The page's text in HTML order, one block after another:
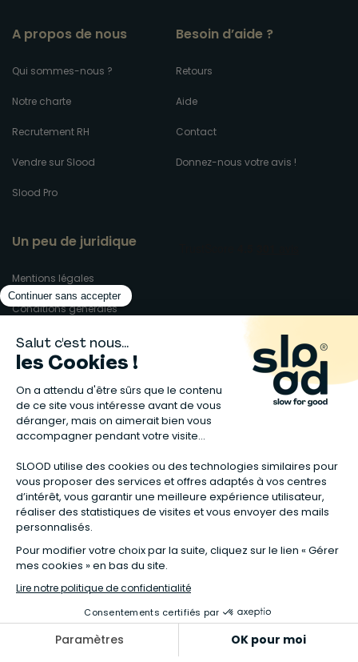
A propos de nous
Qui sommes-nous ?
Notre charte
Recrutement RH
Vendre sur Slood
Slood Pro
Besoin d’aide ?
Retours
Aide
Contact
Donnez-nous votre avis !
Un peu de juridique
Mentions légales
Conditions générales
Garanties légales
Données personnelles
Gérer mes cookies
Accessibilité : non conforme